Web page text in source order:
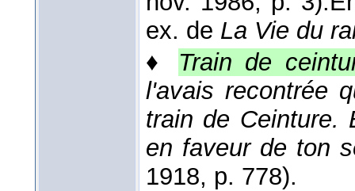
ex. de La Vie du
♦ Train de
l'avais recontrée
train de Ceinture.
en faveur de ton
1918, p. 778).